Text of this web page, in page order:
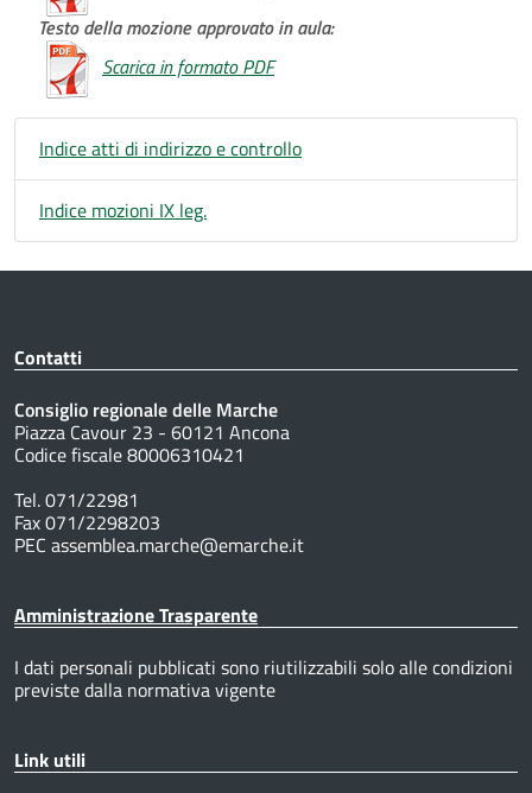
Testo della mozione approvato in aula:
Scarica in formato PDF
Indice atti di indirizzo e controllo
Indice mozioni IX leg.
Contatti
Consiglio regionale delle Marche
Piazza Cavour 23 - 60121 Ancona
Codice fiscale 80006310421
Tel. 071/22981
Fax 071/2298203
PEC assemblea.marche@emarche.it
Amministrazione Trasparente
I dati personali pubblicati sono riutilizzabili solo alle condizioni
previste dalla normativa vigente
Link utili